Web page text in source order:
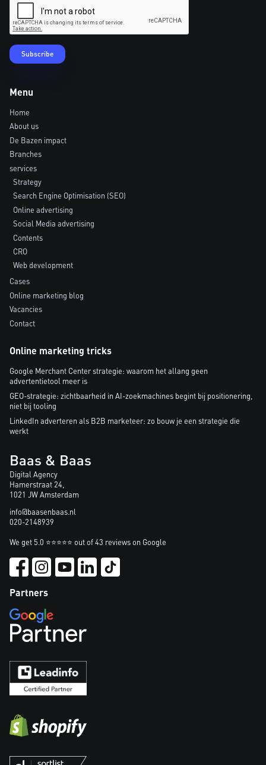
Menu
Home
About us
De Bazen impact
Branches
services
Strategy
Search Engine Optimisation (SEO)
Online advertising
Social Media advertising
Contents
CRO
Web development
Cases
Online marketing blog
Vacancies
Contact
Online marketing tricks
Google Merchant Center strategie: waarom het allang geen
advertentietool meer is
GEO-strategie: zichtbaarheid in AI-zoekmachines begint bij positionering,
niet bij tooling
LinkedIn adverteren als B2B marketeer: zo bouw je een strategie die
werkt
Baas & Baas
Digital Agency
Hamerstraat 24,
1021 JW Amsterdam
info@baasenbaas.nl
020-2148939
We get 5.0 ⭐⭐⭐⭐⭐ out of 43 reviews on Google
Partners